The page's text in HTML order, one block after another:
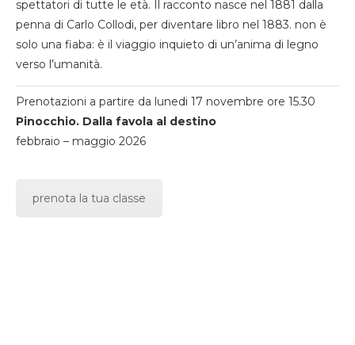
spettatori di tutte le età. Il racconto nasce nel 1881 dalla
penna di Carlo Collodi, per diventare libro nel 1883. non è
solo una fiaba: è il viaggio inquieto di un’anima di legno
verso l’umanità.
Prenotazioni a partire da lunedi 17 novembre ore 15.30
Pinocchio. Dalla favola al destino
febbraio – maggio 2026
prenota la tua classe